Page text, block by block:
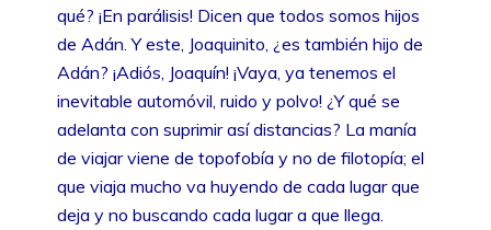
qué? ¡En parálisis! Dicen que todos somos hijos
de Adán. Y este, Joaquinito, ¿es también hijo de
Adán? ¡Adiós, Joaquín! ¡Vaya, ya tenemos el
inevitable automóvil, ruido y polvo! ¿Y qué se
adelanta con suprimir así distancias? La manía
de viajar viene de topofobía y no de filotopía; el
que viaja mucho va huyendo de cada lugar que
deja y no buscando cada lugar a que llega.